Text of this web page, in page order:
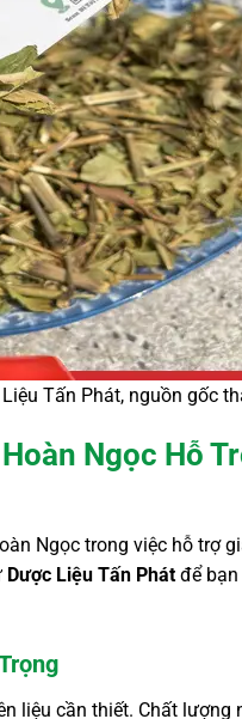
Tấn Phát, nguồn gốc
Ngọc Hỗ
Ngọc trong việc hỗ trợ
Dược Liệu Tấn Phát để
liệu cần thiết. Chất lượng